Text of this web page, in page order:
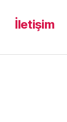
İletişim